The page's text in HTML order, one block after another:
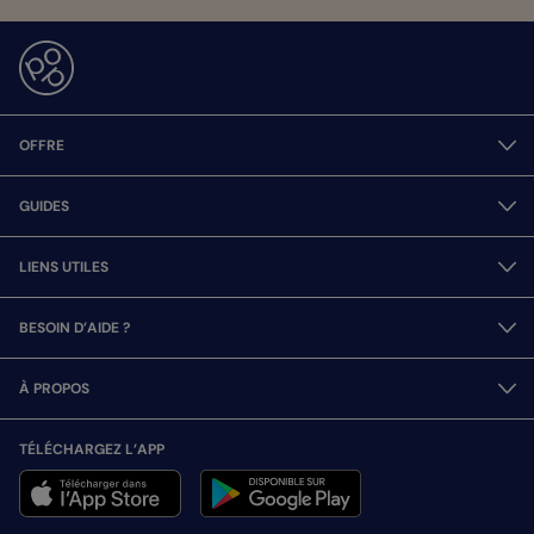
OFFRE
GUIDES
LIENS UTILES
BESOIN D’AIDE ?
À PROPOS
TÉLÉCHARGEZ L’APP